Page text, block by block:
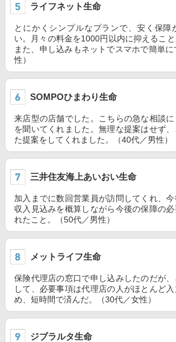
ライフネット生命
とにかくシンプルなプランで、安く保障
い。月々の料金を1000円以内に抑えること
また、申し込みもネットでスマホで簡単
性）
SOMPOひまわり生命
来店型の店舗でした。こちらの急な相談
を聞いてくれました。無理な提案はせず
た提案をしてくれました。（40代／男性）
三井住友海上あいおい生命
加入までに数回営業員が訪問してくれ、
収入見込みを概算しながら今後の保障の必
れたこと。（50代／男性）
メットライフ生命
保険代理店の窓口で申し込みしたのだが
して、必要事項は代理店の人がほとんど
め、短時間で済んだ。（30代／女性）
ジブラルタ生命